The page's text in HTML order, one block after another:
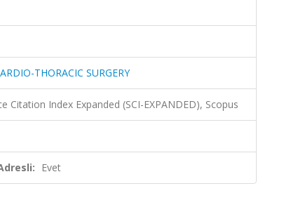
THORACIC SURGERY
Citation Index Expanded (SCI-EXPANDED), Scopus
Evet